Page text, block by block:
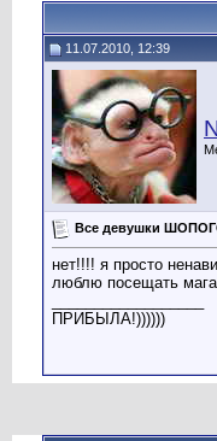
11.07.2010, 12:39
Все девушки
нет!!!! я просто
люблю посещать
ПРИБЫЛА!))))))